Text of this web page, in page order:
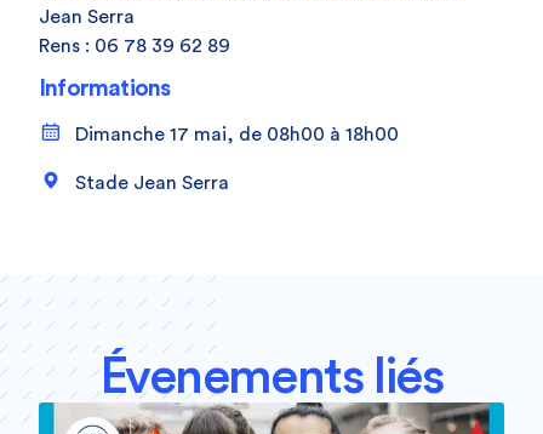
Jean Serra
Rens : 06 78 39 62 89
Informations
Dimanche 17 mai, de 08h00 à 18h00
Stade Jean Serra
Évenements liés